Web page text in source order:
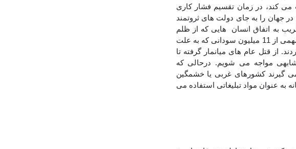
کند، در زمان تقسیم فشار کاری
عمل نمی بینید. 75 نفر از میان هر 100 پناهنده در جهان را به جای دولت های ثروتمند
به اتفاق انسان هایی که از ظلم
حاکم برسوریه فرار کردند هم به کشورهای همسایه پناه بردند. بخش مهمی از 11 میلیون سودانی که به علت
از قتل عام های میانمار گرفته تا
مواجه می شویم. درحالی که
گیرند کشورهای غربی یا خشمگین
به عنوان مواد تبلیغاتی استفاده می